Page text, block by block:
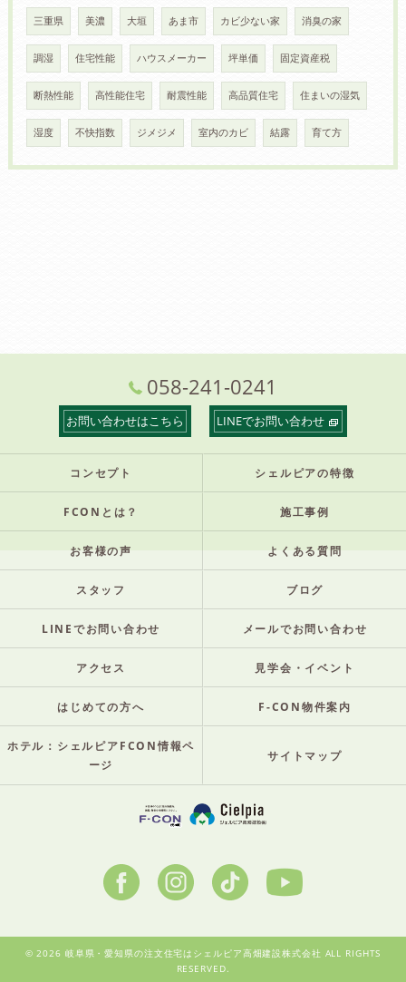
三重県 美濃 大垣 あま市 カビ少ない家 消臭の家
調湿 住宅性能 ハウスメーカー 坪単価 固定資産税
断熱性能 高性能住宅 耐震性能 高品質住宅 住まいの湿気
湿度 不快指数 ジメジメ 室内のカビ 結露 育て方
058-241-0241
お問い合わせはこちら LINEでお問い合わせ
コンセプト シェルピアの特徴
FCONとは？ 施工事例
お客様の声 よくある質問
スタッフ ブログ
LINEでお問い合わせ メールでお問い合わせ
アクセス 見学会・イベント
はじめての方へ F-CON物件案内
ホテル：シェルピアFCON情報ペ
ージ
サイトマップ
© 2026 岐阜県・愛知県の注文住宅はシェルピア高畑建設株式会社 ALL RIGHTS
RESERVED.